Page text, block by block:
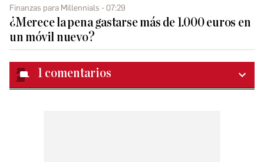
Finanzas para Millennials - 07:29
¿Merece la pena gastarse más de 1.000 euros en
un móvil nuevo?
1 comentarios